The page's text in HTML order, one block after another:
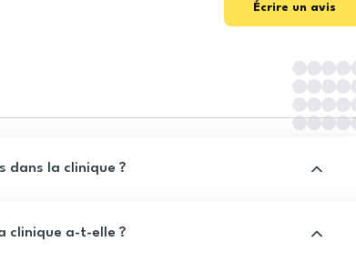
Écrire un avis
dans la clinique ?
clinique a-t-elle ?